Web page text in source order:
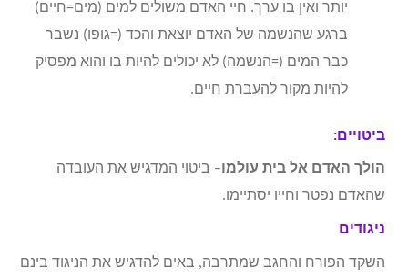
יותר ואין בו ערך. חיי האדם משולים למים (מים=חיים)
ברגע שהנשמה של האדם יוצאת והכד (=גופו) נשבר
כבר המים (=הנשמה) לא יכולים להיות בו והוא מפסיק
להיות מקור להעברת חיים.
ביטויים:
הולך האדם אל בית עולמו– ביטוי המדגיש את העובדה
שהאדם נפטר וחייו יסתיימו.
ניגודים
השקד הפורח והחגב שמתרבה, באים להדגיש את הניגוד בינם